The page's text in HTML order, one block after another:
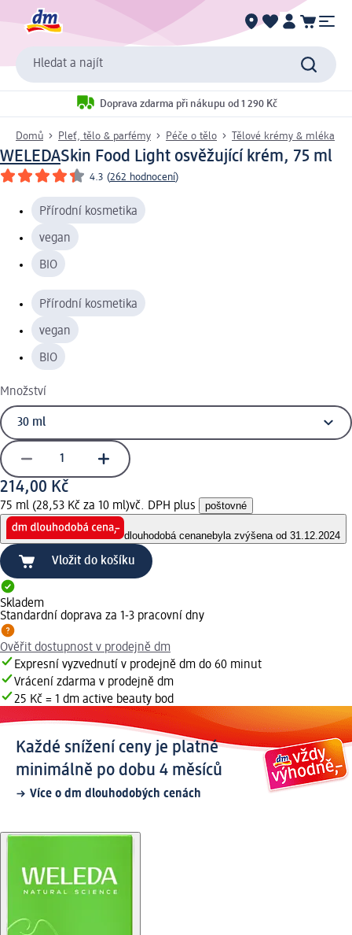
Hledat a najít
Doprava zdarma při nákupu od 1 290 Kč
Domů Pleť, tělo & parfémy Péče o tělo Tělové krémy & mléka
WELEDASkin Food Light osvěžující krém, 75 ml
4.3 (262 hodnocení)
Přírodní kosmetika
vegan
BIO
Přírodní kosmetika
vegan
BIO
Množství
214,00 Kč
75 ml (28,53 Kč za 10 ml)vč. DPH plus poštovné
dlouhodobá cenanebyla zvýšena od 31.12.2024
Vložit do košíku
Skladem
Standardní doprava za 1-3 pracovní dny
Ověřit dostupnost v prodejně dm
Expresní vyzvednutí v prodejně dm do 60 minut
Vrácení zdarma v prodejně dm
25 Kč = 1 dm active beauty bod
Každé snížení ceny je platné
minimálně po dobu 4 měsíců
Více o dm dlouhodobých cenách